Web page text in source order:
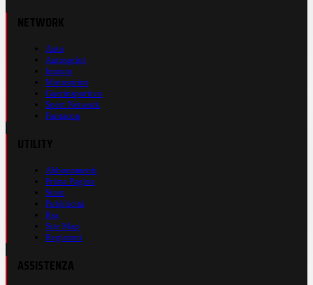
Auto
Autosprint
Inmoto
Motosprint
Guerinsportivo
Sport Network
Fantacup
Abbonamenti
Prima Pagina
Store
Pubblicità
Rss
Site Map
Registrati